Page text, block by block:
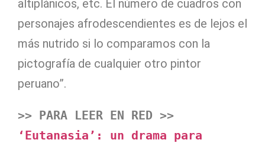
altiplánicos, etc. El número de cuadros con
personajes afrodescendientes es de lejos el
más nutrido si lo comparamos con la
pictografía de cualquier otro pintor
peruano”.
>> PARA LEER EN RED >>
‘Eutanasia’: un drama para